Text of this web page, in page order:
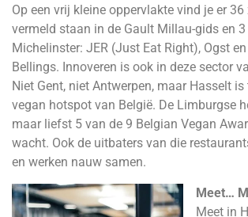
Op een vrij kleine oppervlakte vind je er 36
vermeld staan in de Gault Millau-gids en
Michelinster: JER (Just Eat Right), Ogst
Bellings. Innoveren is ook in deze sector
Niet Gent, niet Antwerpen, maar Hasselt
vegan hotspot van België. De Limburgse
maar liefst 5 van de 9 Belgian Vegan
wacht. Ook de uitbaters van die
en werken nauw samen.
Meet…
Meet in